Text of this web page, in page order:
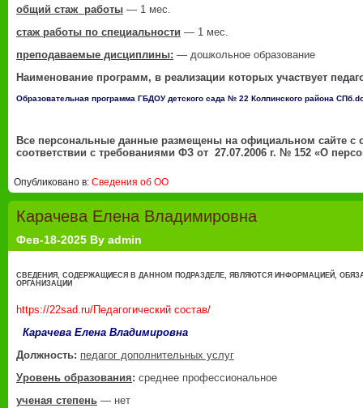
общий стаж работы — 1 мес.
стаж работы по специальности — 1 мес.
преподаваемые дисциплины: — дошкольное образование
Наименование программ, в реализации которых участвует
Образовательная программа ГБДОУ детского сада № 22 Колпинского района
Все персональные данные размещены на официальном сайте с
соответствии с требованиями ФЗ от 27.07.2006 г. № 152 «О
Опубликовано в: Сведения об ОО
Карачева Елена Владимировна
Фев-18-2025 By admin
СВЕДЕНИЯ, СОДЕРЖАЩИЕСЯ В ДАННОМ ПОДРАЗДЕЛЕ, ЯВЛЯЮТСЯ ИНФОРМАЦИЕЙ,
ОРГАНИЗАЦИИ
https://22sad.ru/Педагогический состав/
Карачева Елена Владимировна
Должность: педагог дополнительных услуг
Уровень образования: среднее профессиональное
ученая степень — нет